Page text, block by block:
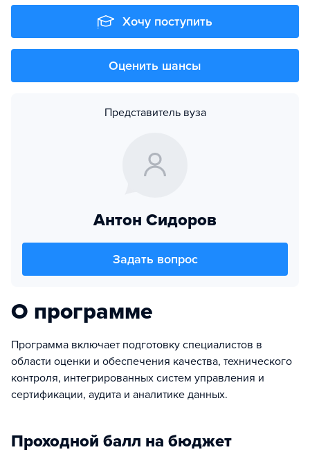
Хочу поступить
Оценить шансы
Представитель вуза
Антон Сидоров
Задать вопрос
О программе
Программа включает подготовку специалистов в
области оценки и обеспечения качества, технического
контроля, интегрированных систем управления и
сертификации, аудита и аналитике данных.
Проходной балл на бюджет